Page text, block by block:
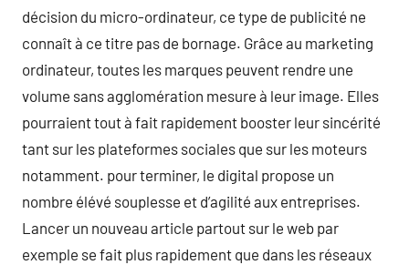
décision du micro-ordinateur, ce type de publicité ne
connaît à ce titre pas de bornage. Grâce au marketing
ordinateur, toutes les marques peuvent rendre une
volume sans agglomération mesure à leur image. Elles
pourraient tout à fait rapidement booster leur sincérité
tant sur les plateformes sociales que sur les moteurs
notamment. pour terminer, le digital propose un
nombre élévé souplesse et d’agilité aux entreprises.
Lancer un nouveau article partout sur le web par
exemple se fait plus rapidement que dans les réseaux